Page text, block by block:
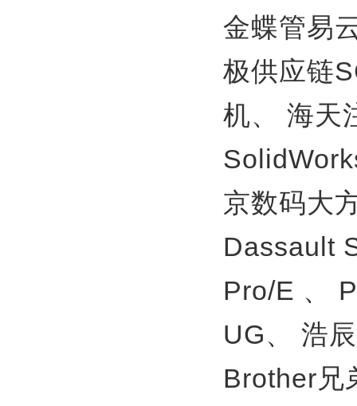
金蝶管易
极供应链
机、
海天
京数码大
Dassault
Pro/E 、
UG、
浩
Brother兄